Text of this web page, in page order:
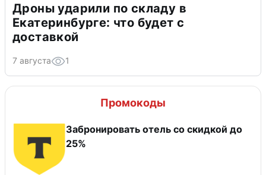
Дроны ударили по складу в
Екатеринбурге: что будет с
доставкой
7 августа 1
Промокоды
Забронировать отель со скидкой до
25%